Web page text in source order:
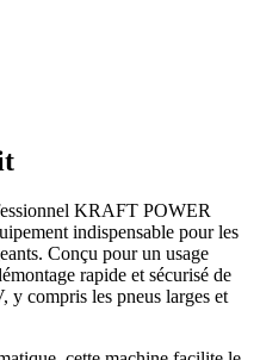
KRAFT POWER
indispensable pour les
Conçu pour un usage
rapide et sécurisé de
y compris les pneus larges et